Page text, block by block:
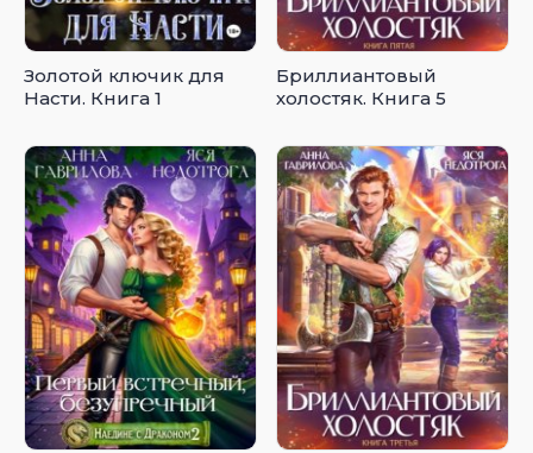
Золотой ключик для
Насти. Книга 1
Бриллиантовый
холостяк. Книга 5